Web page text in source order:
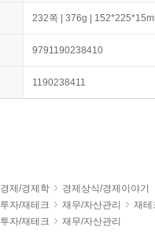
232쪽 | 376g |
9791190238410
1190238411
경제/경제학
경제상식/경제이야기
투자/재테크 재무/자산관리
재테
투자/재테크 재무/자산관리